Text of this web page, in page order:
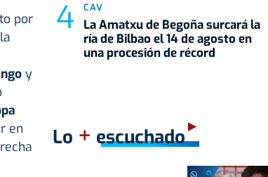
por
y
en
CAV
La Amatxu de Begoña surcará la
ría de Bilbao el 14 de agosto en
una procesión de récord
Lo + escuchado